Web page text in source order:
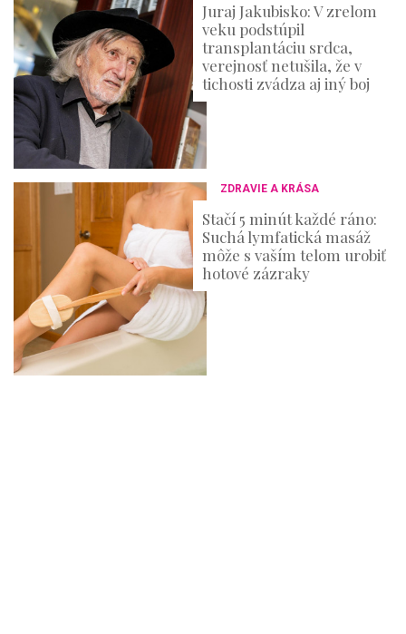
Juraj Jakubisko: V zrelom
veku podstúpil
transplantáciu srdca,
verejnosť netušila, že v
tichosti zvádza aj iný boj
ZDRAVIE A KRÁSA
Stačí 5 minút každé ráno:
Suchá lymfatická masáž
môže s vaším telom urobiť
hotové zázraky